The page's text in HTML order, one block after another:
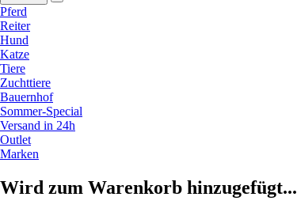
Pferd
Reiter
Hund
Katze
Tiere
Zuchttiere
Bauernhof
Sommer-Special
Versand in 24h
Outlet
Marken
Wird zum Warenkorb hinzugefügt...